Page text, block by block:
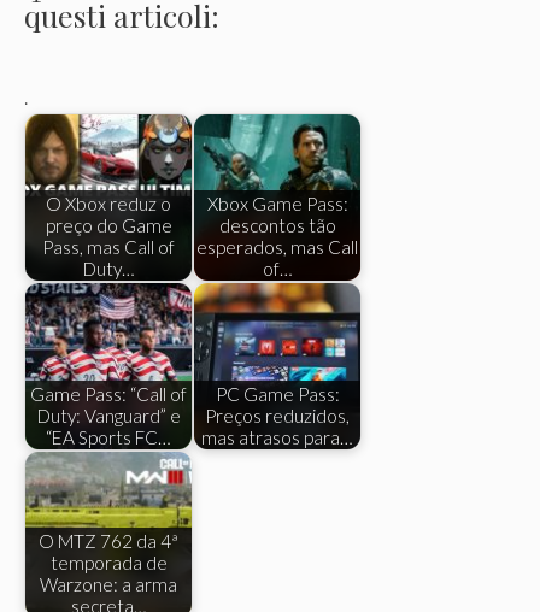
questi articoli:
.
O Xbox reduz o
preço do Game
Pass, mas Call of
Duty…
Xbox Game Pass:
descontos tão
esperados, mas Call
of…
Game Pass: “Call of
Duty: Vanguard” e
“EA Sports FC…
PC Game Pass:
Preços reduzidos,
mas atrasos para…
O MTZ 762 da 4ª
temporada de
Warzone: a arma
secreta…